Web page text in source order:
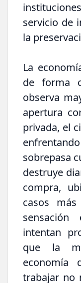
servicio de
la
La
de forma
observa
apertura
privada, el
sobrepasa
destruye
compra,
casos
intentan
que la
economía
trabajar no